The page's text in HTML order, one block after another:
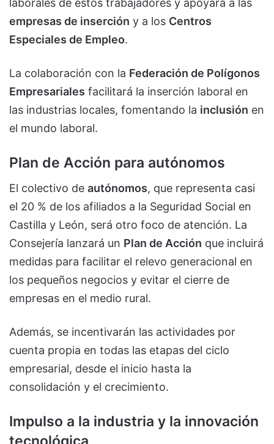
laborales de estos trabajadores y apoyará a las
empresas de inserción y a los Centros
Especiales de Empleo.
La colaboración con la Federación de Polígonos
Empresariales facilitará la inserción laboral en
las industrias locales, fomentando la inclusión en
el mundo laboral.
Plan de Acción para autónomos
El colectivo de autónomos, que representa casi
el 20 % de los afiliados a la Seguridad Social en
Castilla y León, será otro foco de atención. La
Consejería lanzará un Plan de Acción que incluirá
medidas para facilitar el relevo generacional en
los pequeños negocios y evitar el cierre de
empresas en el medio rural.
Además, se incentivarán las actividades por
cuenta propia en todas las etapas del ciclo
empresarial, desde el inicio hasta la
consolidación y el crecimiento.
Impulso a la industria y la innovación